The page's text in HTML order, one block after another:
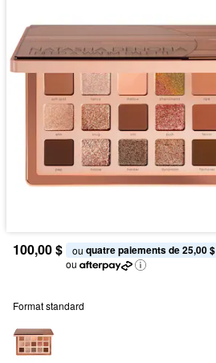
100,00 $ ou quatre paiements de 25,00 $
ou
Format standard